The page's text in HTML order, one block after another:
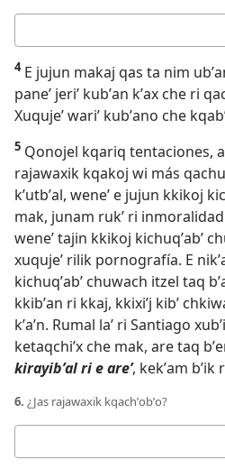
4E jujun makaj qas ta nim
paneʼ jeriʼ kubʼan kʼax che ri
Xuqujeʼ wariʼ kubʼano che
5 Qonojel kqariq tentaciones,
rajawaxik kqakoj wi más
kʼutbʼal, weneʼ e jujun kkikoj
mak, junam rukʼ ri
weneʼ tajin kkikoj kichuqʼabʼ
xuqujeʼ rilik pornografía. E
kichuqʼabʼ chuwach itzel taq
kkibʼan ri kkaj, kkixiʼj kibʼ
kʼaʼn. Rumal laʼ ri Santiago
ketaqchiʼx che mak, are taq
kirayibʼal ri e areʼ, kekʼam bʼik
6. ¿Jas rajawaxik kqachʼobʼo?